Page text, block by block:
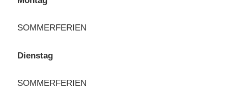
SOMMERFERIEN
Dienstag
SOMMERFERIEN